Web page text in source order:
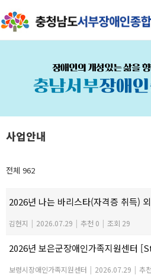
장애인의 개성있는 삶을
충남서부장애
사업안내
전체 962
2026년 나는 바리스타(자격증 취득)
김현지 | 2026.07.29 | 추천 0 | 조회 29
2026년 보은군장애인가족지원센터
보령시장애인가족지원센터 | 2026.07.29 | 추